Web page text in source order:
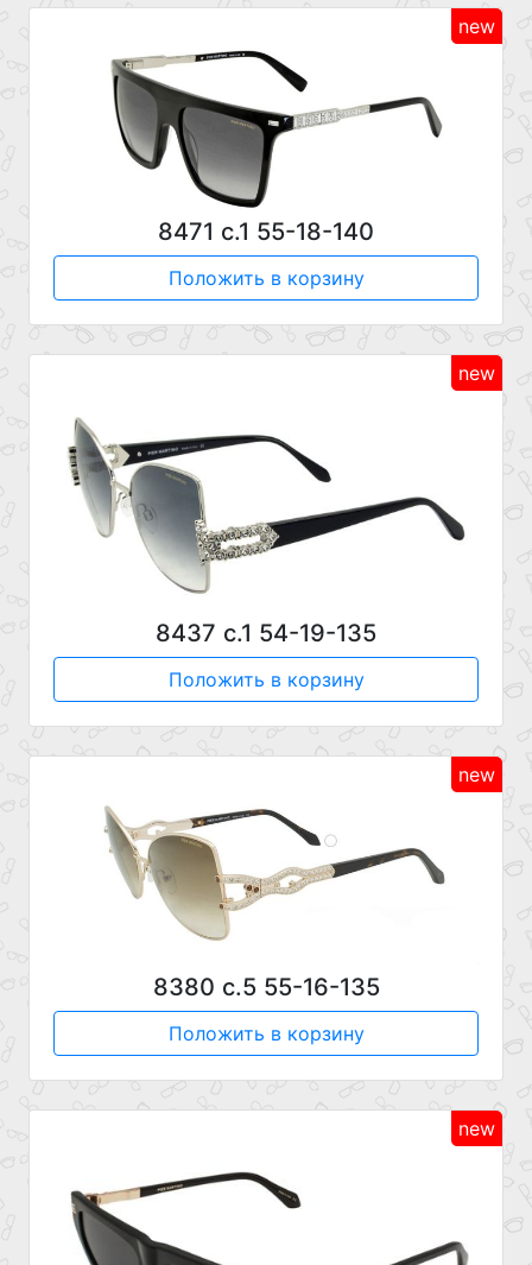
new
8471 с.1 55-18-140
Положить в корзину
new
8437 с.1 54-19-135
Положить в корзину
new
8380 c.5 55-16-135
Положить в корзину
new